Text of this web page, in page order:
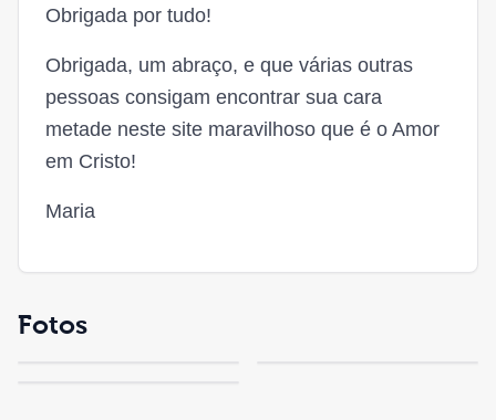
Obrigada por tudo!
Obrigada, um abraço, e que várias outras
pessoas consigam encontrar sua cara
metade neste site maravilhoso que é o Amor
em Cristo!
Maria
Fotos